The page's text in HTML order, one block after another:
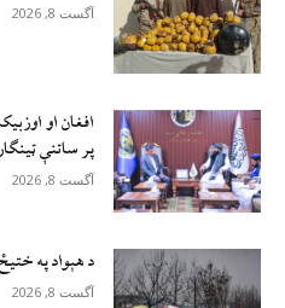
آگست 8, 2026
افغان او
پر ساتنې
آگست 8, 2026
د هېواد په
آگست 8, 2026